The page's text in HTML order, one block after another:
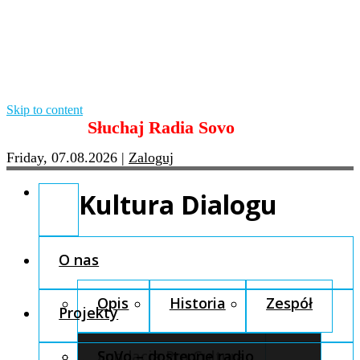
Skip to content
Słuchaj Radia Sovo
Friday, 07.08.2026 | Zaloguj
O nas
Opis Historia Zespół
Fundacja Pro Cultura
Projekty
SoVo – dostępne radio
Kultura Dialogu